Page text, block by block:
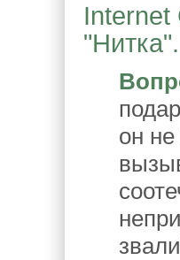
Internet
он не